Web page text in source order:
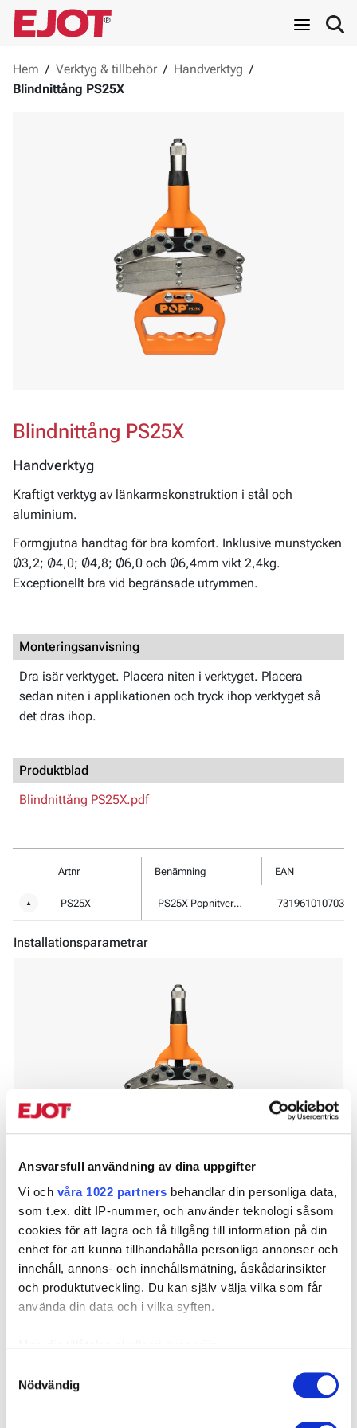
Ansvarsfull användning av dina uppgifter
Vi och våra 1022 partners behandlar din personliga data,
som t.ex. ditt IP-nummer, och använder teknologi såsom
cookies för att lagra och få tillgång till information på din
enhet för att kunna tillhandahålla personliga annonser och
innehåll, annons- och innehållsmätning, åskådarinsikter
och produktutveckling. Du kan själv välja vilka som får
använda din data och i vilka syften.
kan ha en noggrannhet på upp till flera meter
Nödvändig
Hem / Verktyg & tillbehör / Handverktyg /
Blindnittång PS25X
Blindnittång PS25X
Handverktyg
Kraftigt verktyg av länkarmskonstruktion i stål och
aluminium.
Formgjutna handtag för bra komfort. Inklusive munstycken
Ø3,2; Ø4,0; Ø4,8; Ø6,0 och Ø6,4mm vikt 2,4kg.
Exceptionellt bra vid begränsade utrymmen.
Monteringsanvisning
Dra isär verktyget. Placera niten i verktyget. Placera
sedan niten i applikationen och tryck ihop verktyget så
det dras ihop.
Produktblad
Blindnittång PS25X.pdf
Artnr Benämning EAN
▼ PS25X PS25X Popnitverktyg 7319610107034
Installationsparametrar
Artnr
PS25X
Benämning
PS25X Popnitverktyg
1